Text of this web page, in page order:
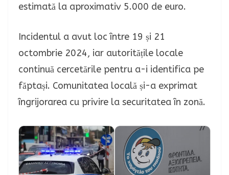
estimată la aproximativ 5.000 de euro.
Incidentul a avut loc între 19 și 21
octombrie 2024, iar autoritățile locale
continuă cercetările pentru a-i identifica pe
făptași. Comunitatea locală și-a exprimat
îngrijorarea cu privire la securitatea în zonă.